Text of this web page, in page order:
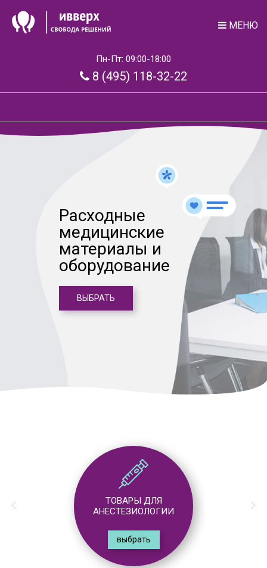
МЕНЮ
Пн-Пт: 09:00-18:00
8 (495) 118-32-22
Расходные
медицинские
материалы и
оборудование
ВЫБРАТЬ
ТОВАРЫ ДЛЯ
АНЕСТЕЗИОЛОГИИ
выбрать